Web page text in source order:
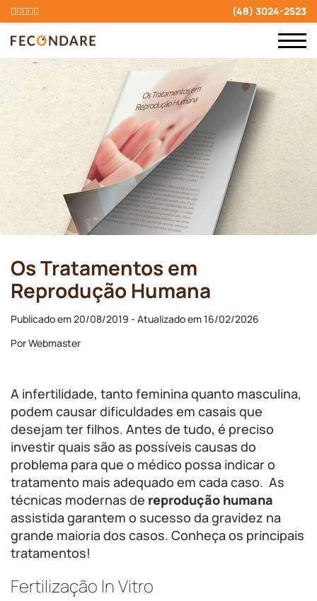
(48) 3024-2523
Os Tratamentos em
Reprodução Humana
Publicado em 20/08/2019 - Atualizado em 16/02/2026
Por Webmaster
A infertilidade, tanto feminina quanto masculina,
podem causar dificuldades em casais que
desejam ter filhos. Antes de tudo, é preciso
investir quais são as possíveis causas do
problema para que o médico possa indicar o
tratamento mais adequado em cada caso. As
técnicas modernas de reprodução humana
assistida garantem o sucesso da gravidez na
grande maioria dos casos. Conheça os principais
tratamentos!
Fertilização In Vitro